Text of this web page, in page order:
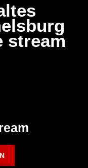
stream